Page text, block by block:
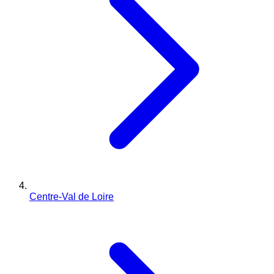
Centre-Val de Loire